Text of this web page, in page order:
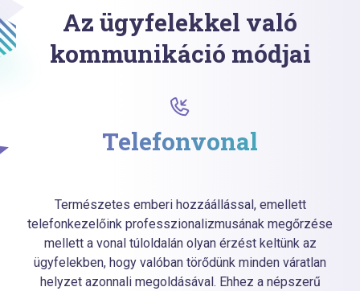
Az ügyfelekkel való
kommunikáció módjai
Telefonvonal
Természetes emberi hozzáállással, emellett
telefonkezelőink professzionalizmusának megőrzése
mellett a vonal túloldalán olyan érzést keltünk az
ügyfelekben, hogy valóban törődünk minden váratlan
helyzet azonnali megoldásával. Ehhez a népszerű